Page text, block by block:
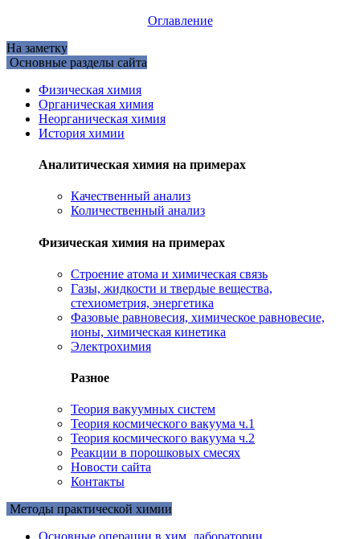
Оглавление
На заметку
Основные разделы сайта
Физическая химия
Органическая химия
Неорганическая химия
История химии
Аналитическая химия на примерах
Качественный анализ
Количественный анализ
Физическая химия на примерах
Cтроение атома и химическая связь
Газы, жидкости и твердые вещества,
стехиометрия, энергетика
Фазовые равновесия, химическое равновесие,
ионы, химическая кинетика
Электрохимия
Разное
Теория вакуумных систем
Теория космического вакуума ч.1
Теория космического вакуума ч.2
Реакции в порошковых смесях
Новости сайта
Контакты
Методы практической химии